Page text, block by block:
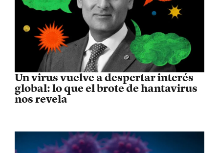
Un virus vuelve a despertar interés
global: lo que el brote de hantavirus
nos revela